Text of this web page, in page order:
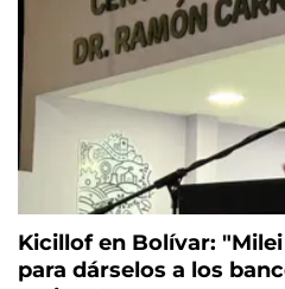
Kicillof en Bolívar:
para dárselos a los